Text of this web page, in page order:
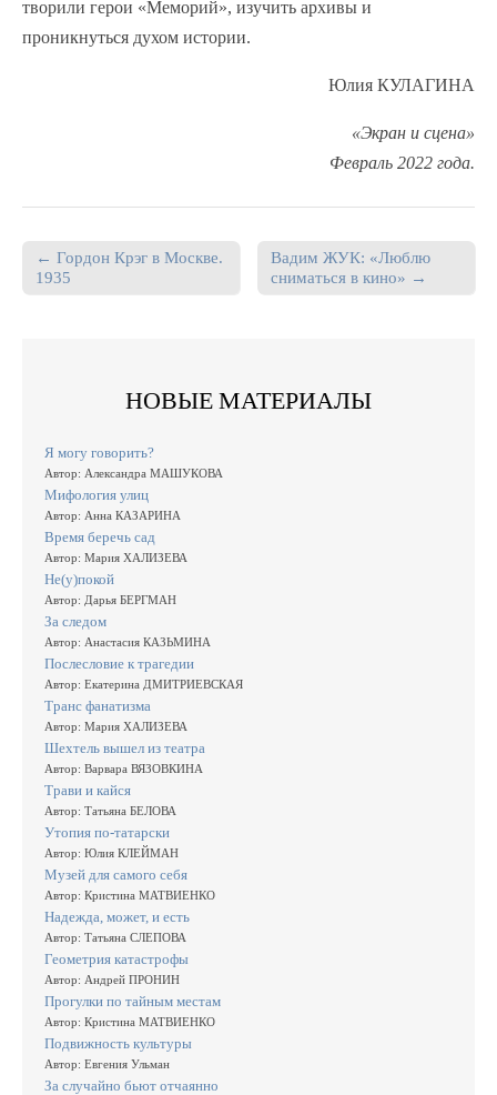
творили герои «Меморий», изучить архивы и
проникнуться духом истории.
Юлия КУЛАГИНА
«Экран и сцена»
Февраль 2022 года.
Post navigation
← Гордон Крэг в Москве.
1935
Вадим ЖУК: «Люблю
сниматься в кино» →
НОВЫЕ МАТЕРИАЛЫ
Я могу говорить?
Автор: Александра МАШУКОВА
Мифология улиц
Автор: Анна КАЗАРИНА
Время беречь сад
Автор: Мария ХАЛИЗЕВА
Не(у)покой
Автор: Дарья БЕРГМАН
За следом
Автор: Анастасия КАЗЬМИНА
Послесловие к трагедии
Автор: Екатерина ДМИТРИЕВСКАЯ
Транс фанатизма
Автор: Мария ХАЛИЗЕВА
Шехтель вышел из театра
Автор: Варвара ВЯЗОВКИНА
Трави и кайся
Автор: Татьяна БЕЛОВА
Утопия по-татарски
Автор: Юлия КЛЕЙМАН
Музей для самого себя
Автор: Кристина МАТВИЕНКО
Надежда, может, и есть
Автор: Татьяна СЛЕПОВА
Геометрия катастрофы
Автор: Андрей ПРОНИН
Прогулки по тайным местам
Автор: Кристина МАТВИЕНКО
Подвижность культуры
Автор: Евгения Ульман
За случайно бьют отчаянно